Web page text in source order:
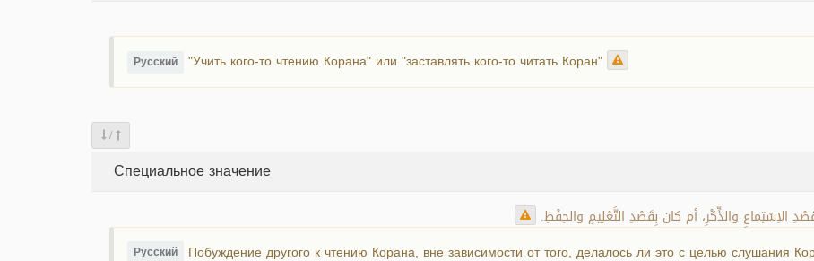
Русский "Учить кого-то чтению Корана" или "заставлять кого-то читать Коран"
/
Специальное значение
الاِسْتِماعِ والذِّكْرِ، أم كان بِقَصْدِ التَّعْلِيمِ والحِفْظِ.
Русский Побуждение другого к чтению Корана, вне зависимости от того, делалось ли это с целью слушания